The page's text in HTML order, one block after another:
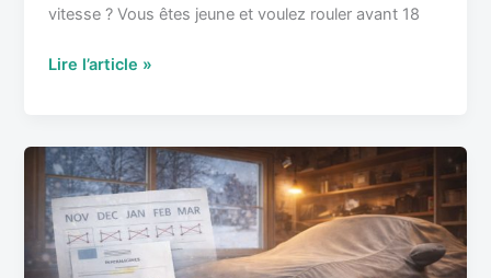
vitesse ? Vous êtes jeune et voulez rouler avant 18
Lire l’article »
Assurance
garage
l’hiver
:
Comment